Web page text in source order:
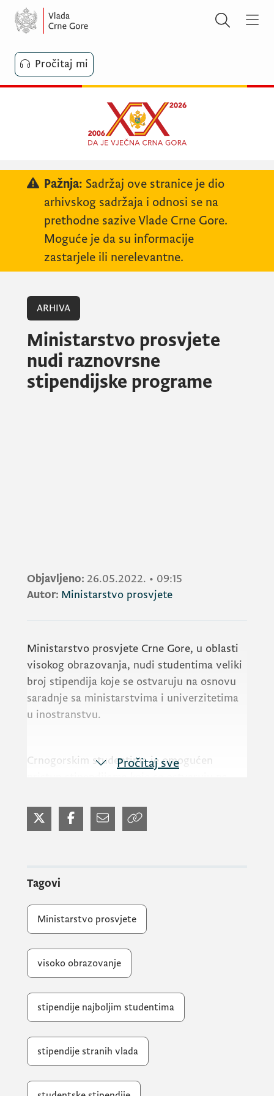
Pročitaj mi
Pažnja: Sadržaj ove stranice je dio
arhivskog sadržaja i odnosi se na
prethodne sazive Vlade Crne Gore.
Moguće je da su informacije
zastarjele ili nerelevantne.
ARHIVA
Ministarstvo prosvjete
nudi raznovrsne
stipendijske programe
Objavljeno: 26.05.2022. • 09:15
Autor: Ministarstvo prosvjete
Ministarstvo prosvjete Crne Gore, u oblasti
visokog obrazovanja, nudi studentima veliki
broj stipendija koje se ostvaruju na osnovu
saradnje sa ministarstvima i univerzitetima
u inostranstvu.
Crnogorskim studentima je omogućen
određenim zemljama u oblasti visokog
obrazovanja Mađarskom, Slovačkom, i na
ponude programa stipendiranja u kojima je
Crna Gora učesnik a koji omogućavaju
studentima da se prijave na individualnoj
osnovi.
Izbor je raznovrstan – stipendije za pune
parcijalne studije, semestarske boravke, za
doktorske istraživačke i nastavničke boravke,
a u okviru nekih programa u ponudi su i
pripremni kursevi kao i ljetnje škole učenja
jezika.
Pročitaj sve
Tagovi
Ministarstvo prosvjete
visoko obrazovanje
stipendije najboljim studentima
stipendije stranih vlada